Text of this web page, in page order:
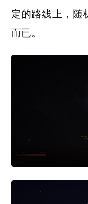
定的路线上，随
而已。